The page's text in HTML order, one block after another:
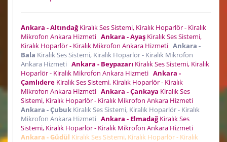
Ankara - AltındağKiralık Ses Sistemi, Kiralık Hoparlör - Kiralık
Mikrofon Ankara Hizmeti Ankara - Ayaş Kiralık Ses Sistemi,
Kiralık Hoparlör - Kiralık Mikrofon Ankara Hizmeti Ankara -
Bala Kiralık Ses Sistemi, Kiralık Hoparlör - Kiralık Mikrofon
Ankara Hizmeti Ankara - Beypazarı Kiralık Ses Sistemi, Kiralık
Hoparlör - Kiralık Mikrofon Ankara Hizmeti Ankara -
Çamlıdere Kiralık Ses Sistemi, Kiralık Hoparlör - Kiralık
Mikrofon Ankara Hizmeti Ankara - Çankaya Kiralık Ses
Sistemi, Kiralık Hoparlör - Kiralık Mikrofon Ankara Hizmeti
Ankara - Çubuk Kiralık Ses Sistemi, Kiralık Hoparlör - Kiralık
Mikrofon Ankara Hizmeti Ankara - ElmadağKiralık Ses
Sistemi, Kiralık Hoparlör - Kiralık Mikrofon Ankara Hizmeti
Ankara - Güdül Kiralık Ses Sistemi, Kiralık Hoparlör - Kiralık